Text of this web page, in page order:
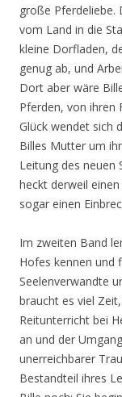
große Pferdeliebe.
vom Land in die
kleine Dorfladen,
genug ab, und
Dort aber wäre
Pferden, von ihren
Glück wendet sich
Billes Mutter um
Leitung des neuen
heckt derweil
sogar einen
Im zweiten Band
Hofes kennen und
Seelenverwandte
braucht es viel
Reitunterricht bei
an und der
unerreichbarer
Bestandteil ihres